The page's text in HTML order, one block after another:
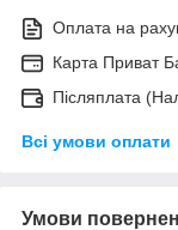
Оплата на
Карта Приват
Післяплата
Всі умови оплати
Умови